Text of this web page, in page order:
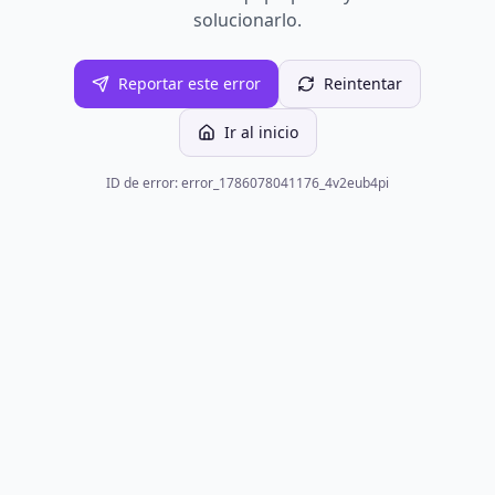
solucionarlo.
Reportar este error Reintentar
Ir al inicio
ID de error: error_1786078041176_4v2eub4pi